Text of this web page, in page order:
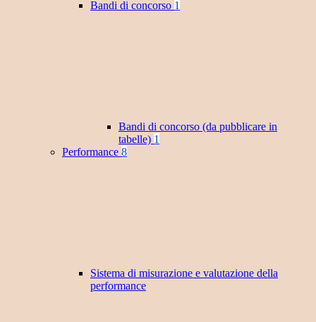
Bandi di concorso 1
Bandi di concorso (da pubblicare in
tabelle) 1
Performance 8
Sistema di misurazione e valutazione della
performance